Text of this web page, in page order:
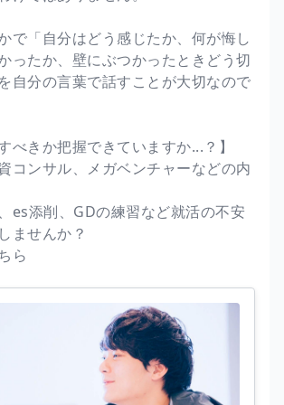
で「自分はどう感じたか、何が悔し
ったか、壁にぶつかったときどう切
自分の言葉で話すことが大切なので
べきか把握できていますか...？】
コンサル、メガベンチャーなどの内
es添削、GDの練習など就活の不安
ませんか？
ら